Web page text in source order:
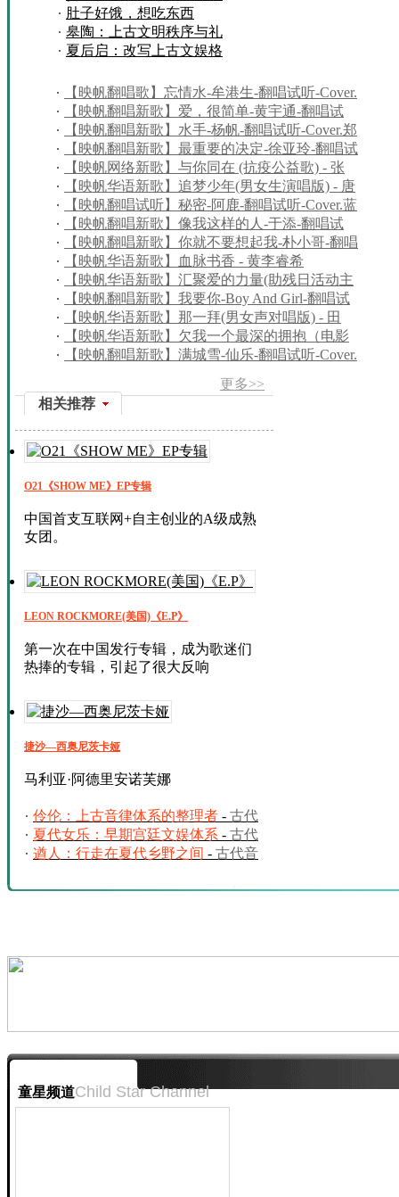
曲
链
失
效,
为
您
进
行
维
护
的
声
明!
作者是科达伊
肚子好饿，想吃东西
皋陶：上古文明秩序与礼
乐体系的开拓者
夏后启：改写上古文娱格
【映帆翻唱歌】忘情水-牟港生-翻唱试听-Cover.
刘德华-身不由己的深情之歌
【映帆翻唱新歌】爱，很简单-黄宇通-翻唱试
听-Cover.陶喆
【映帆翻唱新歌】水手-杨帆-翻唱试听-Cover.郑
智化-都说水手很勇敢
【映帆翻唱新歌】最重要的决定-徐亚玲-翻唱试
听-Cover.范玮琪
【映帆网络新歌】与你同在 (抗疫公益歌) - 张
韵鸷
【映帆华语新歌】追梦少年(男女生演唱版) - 唐
琬晴、亓霁
【映帆翻唱试听】秘密-阿鹿-翻唱试听-Cover.蓝
又时-有什么会让你变得歇斯底里呢
【映帆翻唱新歌】像我这样的人-于添-翻唱试
听-Cover.毛不易-怎么曾经也会为了谁,想过奋不
顾身
【映帆翻唱新歌】你就不要想起我-朴小哥-翻唱
试听
【映帆华语新歌】血脉书香 - 黄李睿希
【映帆华语新歌】汇聚爱的力量(助残日活动主
题歌) - 邹焕昆、李玉霞
【映帆翻唱新歌】我要你-Boy And Girl-翻唱试
听-Cover.汪苏泷/欧阳娜娜
【映帆华语新歌】那一拜(男女声对唱版) - 田
宝/潘田果
【映帆华语新歌】欠我一个最深的拥抱（电影
《卧底千金》主题歌）- 杜新东
【映帆翻唱新歌】满城雪-仙乐-翻唱试听-Cover.
相关推荐
更多>>
O21《SHOW ME》EP专辑
中国首支互联网+自主创业的A级成熟
女团。
LEON ROCKMORE(美国)《E.P》
第一次在中国发行专辑，成为歌迷们
热捧的专辑，引起了很大反响
捷沙—西奥尼茨卡娅
马利亚·阿德里安诺芙娜
伶伦：上古音律体系的整理者 - 古代
音乐人传奇
夏代女乐：早期宫廷文娱体系 - 古代
音乐人传奇
遒人：行走在夏代乡野之间 - 古代音
童星频道Child Star Channel